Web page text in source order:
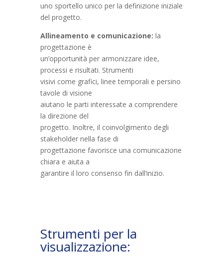
uno sportello unico per la definizione iniziale
del progetto.
Allineamento e comunicazione: la
progettazione è
un’opportunità per armonizzare idee,
processi e risultati. Strumenti
visivi come grafici, linee temporali e persino
tavole di visione
aiutano le parti interessate a comprendere
la direzione del
progetto. Inoltre, il coinvolgimento degli
stakeholder nella fase di
progettazione favorisce una comunicazione
chiara e aiuta a
garantire il loro consenso fin dall’inizio.
Strumenti per la
visualizzazione: